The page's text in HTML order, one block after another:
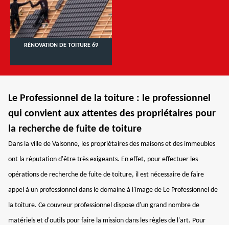
RÉNOVATION DE TOITURE 69
Le Professionnel de la toiture : le professionnel
qui convient aux attentes des propriétaires pour
la recherche de fuite de toiture
Dans la ville de Valsonne, les propriétaires des maisons et des immeubles
ont la réputation d'être très exigeants. En effet, pour effectuer les
opérations de recherche de fuite de toiture, il est nécessaire de faire
appel à un professionnel dans le domaine à l'image de Le Professionnel de
la toiture. Ce couvreur professionnel dispose d'un grand nombre de
matériels et d'outils pour faire la mission dans les règles de l'art. Pour